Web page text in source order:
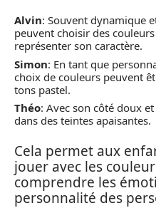
Alvin: Souvent dynamique
peuvent choisir des
représenter son caractère.
Simon: En tant que
choix de couleurs peuvent
tons pastel.
Théo: Avec son côté doux
dans des teintes apaisantes.
Cela permet aux
jouer avec les
comprendre les
personnalité des